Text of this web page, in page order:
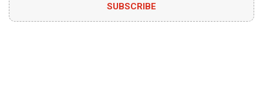
SUBSCRIBE